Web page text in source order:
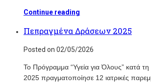
Continue reading
Πεπραγμένα Δράσεων 2025
Posted on 02/05/2026
Το Πρόγραμμα “Υγεία για Όλους” κατά τη
2025 πραγματοποίησε 12 ιατρικές